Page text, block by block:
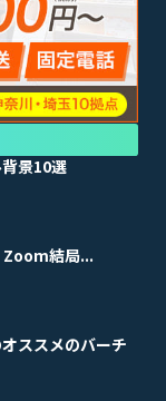
景10選
結局...
ススメのバーチ